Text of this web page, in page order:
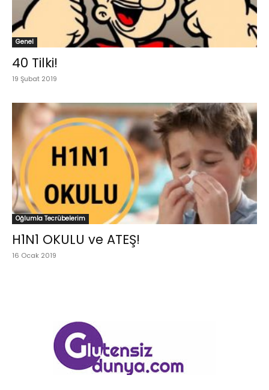
Genel
40 Tilki!
19 Şubat 2019
Oğlumla Tecrübelerim
H1N1 OKULU ve ATEŞ!
16 Ocak 2019